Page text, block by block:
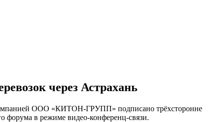
через Астрахань
ООО «КИТОН-ГРУПП» подписано трёхсторонне
форума в режиме видео-конференц-связи.